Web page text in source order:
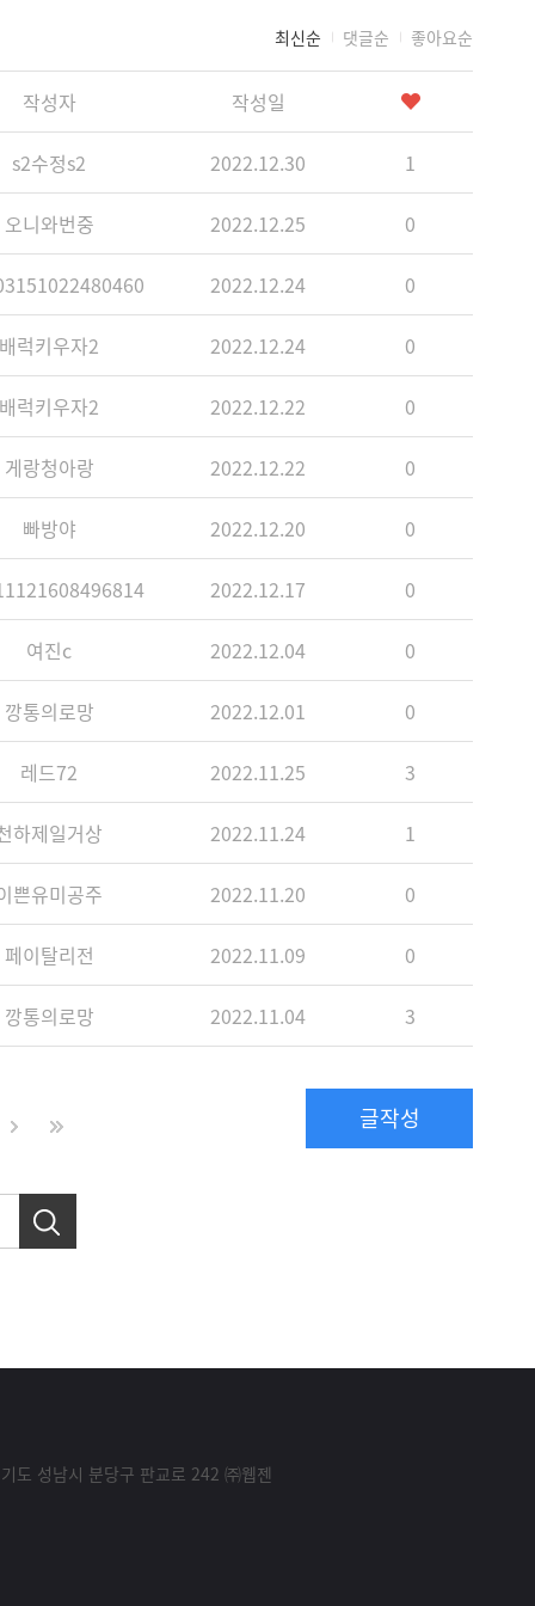
최신순 댓글순 좋아요순
작성자 작성일
s2수정s2 2022.12.30 1
오니와번중 2022.12.25 0
2022.12.24 0
배럭키우자2 2022.12.24 0
배럭키우자2 2022.12.22 0
게랑청아랑 2022.12.22 0
빠방야 2022.12.20 0
2022.12.17 0
여진c 2022.12.04 0
깡통의로망 2022.12.01 0
레드72 2022.11.25 3
하제일거상 2022.11.24 1
쁜유미공주 2022.11.20 0
페이탈리전 2022.11.09 0
깡통의로망 2022.11.04 3
글작성
도 성남시 분당구 판교로 242 ㈜웹젠